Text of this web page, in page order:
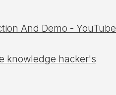
And Demo - YouTube
knowledge hacker's